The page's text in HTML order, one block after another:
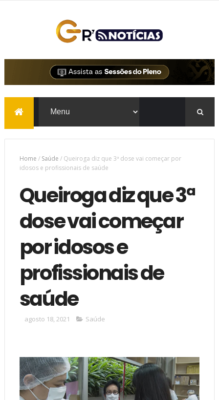
Home / Saúde / Queiroga diz que 3ª dose vai começar por
idosos e profissionais de saúde
Queiroga diz que 3ª
dose vai começar
por idosos e
profissionais de
saúde
agosto 18, 2021 Saúde